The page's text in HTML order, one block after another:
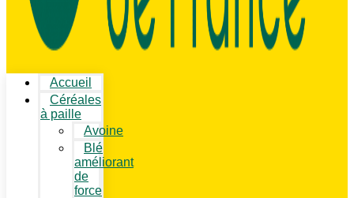
Accueil
Céréales
à paille
Avoine
Blé
améliorant
de
force